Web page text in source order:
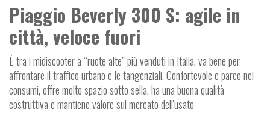
Piaggio Beverly 300 S: agile in
città, veloce fuori
È tra i midiscooter a “ruote alte” più venduti in Italia, va bene per
affrontare il traffico urbano e le tangenziali. Confortevole e parco nei
consumi, offre molto spazio sotto sella, ha una buona qualità
costruttiva e mantiene valore sul mercato dell'usato